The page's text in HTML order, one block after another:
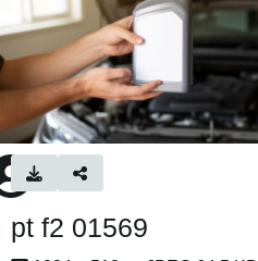
pt f2 01569